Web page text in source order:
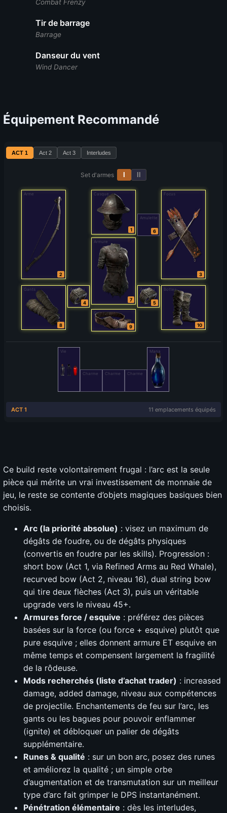
Combat Frenzy
Tir de barrage
Barrage
Danseur du vent
Wind Dancer
Équipement Recommandé
Ce build reste volontairement frugal : l’arc est la seule
pièce qui mérite un vrai investissement de monnaie de
jeu, le reste se contente d’objets magiques basiques bien
choisis.
Arc (la priorité absolue) : visez un maximum de
dégâts de foudre, ou de dégâts physiques
(convertis en foudre par les skills). Progression :
short bow (Act 1, via Refined Arms au Red Whale),
recurved bow (Act 2, niveau 16), dual string bow
qui tire deux flèches (Act 3), puis un véritable
upgrade vers le niveau 45+.
Armures force / esquive : préférez des pièces
basées sur la force (ou force + esquive) plutôt que
pure esquive ; elles donnent armure ET esquive en
même temps et compensent largement la fragilité
de la rôdeuse.
Mods recherchés (liste d’achat trader) : increased
damage, added damage, niveau aux compétences
de projectile. Enchantements de feu sur l’arc, les
gants ou les bagues pour pouvoir enflammer
(ignite) et débloquer un palier de dégâts
supplémentaire.
Runes & qualité : sur un bon arc, posez des runes
et améliorez la qualité ; un simple orbe
d’augmentation et de transmutation sur un meilleur
type d’arc fait grimper le DPS instantanément.
Pénétration élémentaire : dès les interludes,